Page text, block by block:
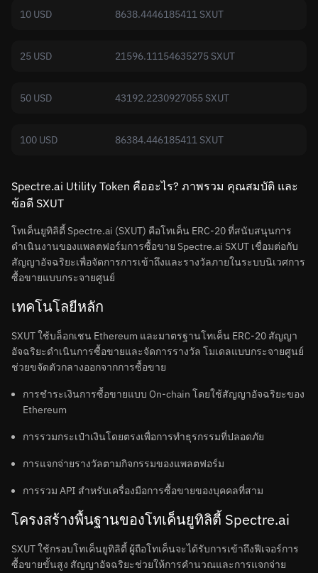
10 USD 8638.4446185411 SXUT
25 USD 21596.11154635275 SXUT
50 USD 43192.2230927055 SXUT
100 USD 86384.446185411 SXUT
Spectre.ai Utility Token คืออะไร? ภาพรวม คุณสมบัติ และ
ข้อดี SXUT
โทเค็นยูทิลิตี้ Spectre.ai (SXUT) คือโทเค็น ERC-20 ที่สนับสนุนการ
ดำเนินงานของแพลตฟอร์มการซื้อขาย Spectre.ai SXUT เชื่อมต่อกับ
สัญญาอัจฉริยะเพื่อจัดการการเข้าถึงและรางวัลภายในระบบนิเวศการ
ซื้อขายแบบกระจายศูนย์
เทคโนโลยีหลัก
SXUT ใช้บล็อกเชน Ethereum และมาตรฐานโทเค็น ERC-20 สัญญา
อัจฉริยะดำเนินการซื้อขายและจัดการรางวัล โมเดลแบบกระจายศูนย์
ช่วยขจัดตัวกลางออกจากการซื้อขาย
การชำระเงินการซื้อขายแบบ On-chain โดยใช้สัญญาอัจฉริยะของ
Ethereum
การรวมกระเป๋าเงินโดยตรงเพื่อการทำธุรกรรมที่ปลอดภัย
การแจกจ่ายรางวัลตามกิจกรรมของแพลตฟอร์ม
การรวม API สำหรับเครื่องมือการซื้อขายของบุคคลที่สาม
โครงสร้างพื้นฐานของโทเค็นยูทิลิตี้ Spectre.ai
SXUT ใช้กรอบโทเค็นยูทิลิตี้ ผู้ถือโทเค็นจะได้รับการเข้าถึงฟีเจอร์การ
ซื้อขายขั้นสูง สัญญาอัจฉริยะช่วยให้การคำนวณและการแจกจ่าย